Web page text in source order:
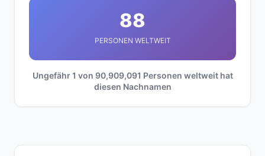
88
PERSONEN WELTWEIT
Ungefähr 1 von 90,909,091 Personen weltweit hat
diesen Nachnamen